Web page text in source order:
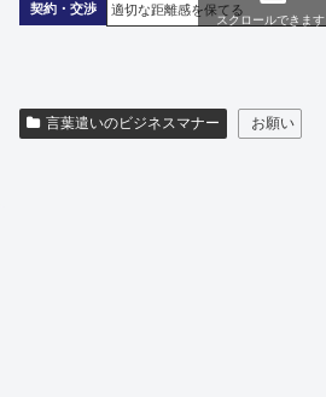
契約・交渉 適切な距離感を保てる
スクロールできます
言葉遣いのビジネスマナー お願い